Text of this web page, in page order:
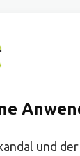
und